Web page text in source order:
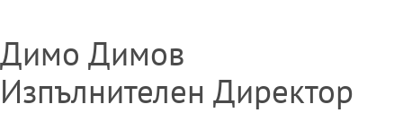
Димо Димов
Изпълнителен Директор